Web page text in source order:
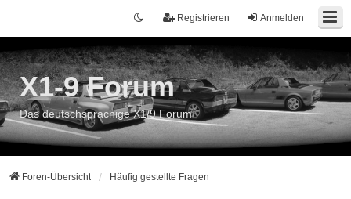
Anmelden
Registrieren
X1-9 Forum
Das deutschsprachige X1/9 Forum
Foren-Übersicht Häufig gestellte Fragen